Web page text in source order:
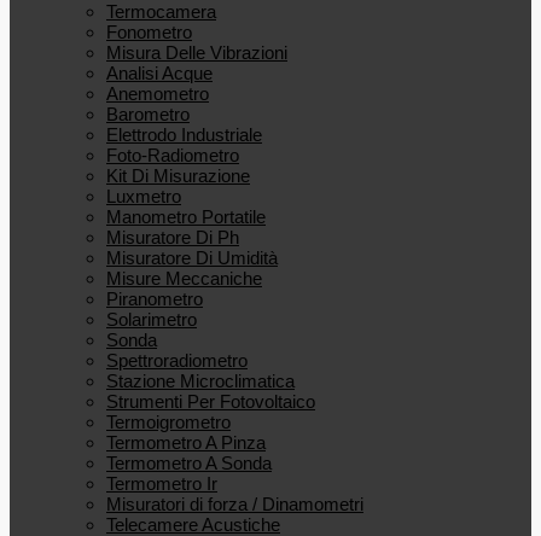
Termocamera
Fonometro
Misura Delle Vibrazioni
Analisi Acque
Anemometro
Barometro
Elettrodo Industriale
Foto-Radiometro
Kit Di Misurazione
Luxmetro
Manometro Portatile
Misuratore Di Ph
Misuratore Di Umidità
Misure Meccaniche
Piranometro
Solarimetro
Sonda
Spettroradiometro
Stazione Microclimatica
Strumenti Per Fotovoltaico
Termoigrometro
Termometro A Pinza
Termometro A Sonda
Termometro Ir
Misuratori di forza / Dinamometri
Telecamere Acustiche